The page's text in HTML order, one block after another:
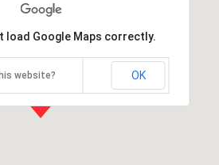
load Google Maps correctly.
website? OK